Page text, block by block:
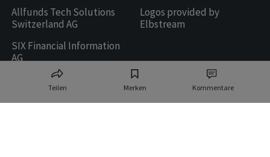
Teilen Merken Kommentare
Allfunds Tech Solutions
Switzerland AG
SIX Financial Information
AG
Logos provided by
Elbstream
Ringier AG | Ringier Medien Schweiz